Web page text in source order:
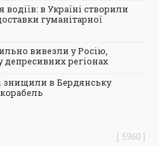
в Україні створили
гуманітарної
вивезли у Росію,
регіонах
знищили в Бердянську
5960